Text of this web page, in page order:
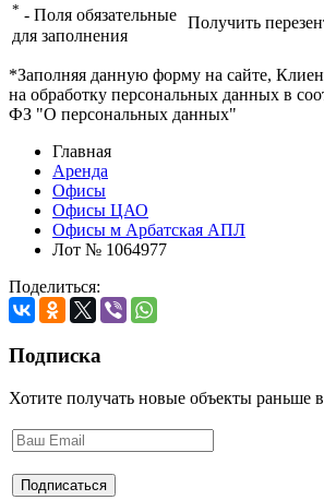
* - Поля обязательные
для заполнения
Получить
*Заполняя данную форму на сайте,
на обработку персональных данных в
ФЗ "О персональных данных"
Главная
Аренда
Офисы
Офисы ЦАО
Офисы м Арбатская АПЛ
Лот № 1064977
Поделиться:
Подписка
Хотите получать новые объекты раньше